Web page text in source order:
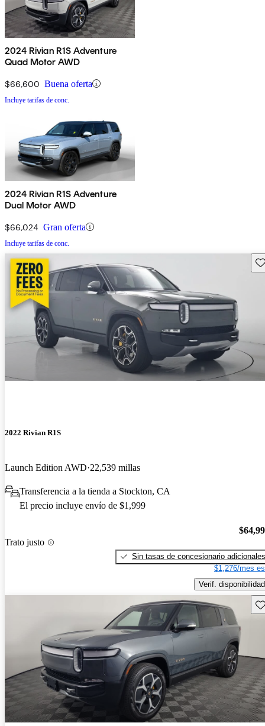
2024 Rivian R1S Adventure
Quad Motor AWD
$66,600 Buena oferta
Incluye tarifas de conc.
2024 Rivian R1S Adventure
Dual Motor AWD
$66,024 Gran oferta
Incluye tarifas de conc.
2022 Rivian R1S
Launch Edition AWD 22,539 millas
Transferencia a la tienda a Stockton, CA
El precio incluye envío de $1,999
Trato justo
Sin tasas de concesionario adicionales
$1,276/mes
Verif. disponibilidad